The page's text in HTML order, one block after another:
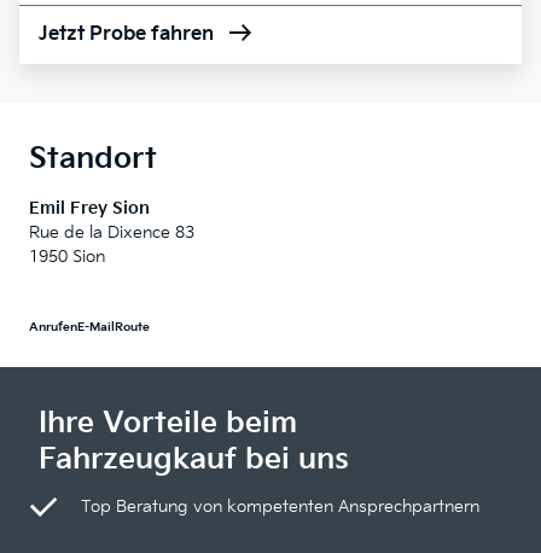
Jetzt Probe fahren
Standort
Emil Frey Sion
Rue de la Dixence 83
1950 Sion
AnrufenE-Mail Route
Ihre Vorteile beim
Fahrzeugkauf bei uns
Top Beratung von kompetenten Ansprechpartnern